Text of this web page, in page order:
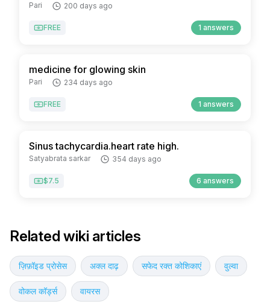
Pari 200 days ago
FREE 1 answers
medicine for glowing skin
Pari 234 days ago
FREE 1 answers
Sinus tachycardia.heart rate high.
Satyabrata sarkar 354 days ago
$7.5 6 answers
Related wiki articles
ज़िफ़ॉइड प्रोसेस अक्ल दाढ़ सफेद रक्त कोशिकाएं वुल्वा
वोकल कॉर्ड्स वायरस